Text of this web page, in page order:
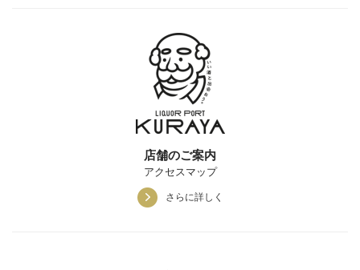
店舗のご案内
アクセスマップ
さらに詳しく